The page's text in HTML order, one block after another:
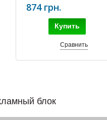
874 грн.
Купить
Сравнить
блок